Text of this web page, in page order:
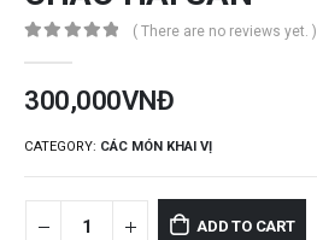
( There are no reviews yet. )
300,000VNĐ
CATEGORY: CÁC MÓN KHAI VỊ
ADD TO CART